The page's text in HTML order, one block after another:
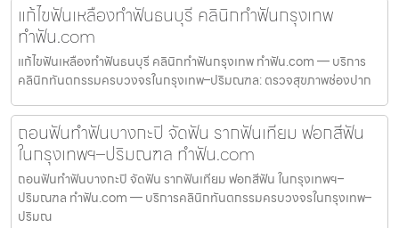
แก้ไขฟันเหลืองทำฟันธนบุรี คลินิกทำฟันกรุงเทพ
ทำฟัน.com
แก้ไขฟันเหลืองทำฟันธนบุรี คลินิกทำฟันกรุงเทพ ทำฟัน.com — บริการ
คลินิกทันตกรรมครบวงจรในกรุงเทพ–ปริมณฑล: ตรวจสุขภาพช่องปาก
ถอนฟันทำฟันบางกะปิ จัดฟัน รากฟันเทียม ฟอกสีฟัน
ในกรุงเทพฯ–ปริมณฑล ทำฟัน.com
ถอนฟันทำฟันบางกะปิ จัดฟัน รากฟันเทียม ฟอกสีฟัน ในกรุงเทพฯ–
ปริมณฑล ทำฟัน.com — บริการคลินิกทันตกรรมครบวงจรในกรุงเทพ–
ปริมณ